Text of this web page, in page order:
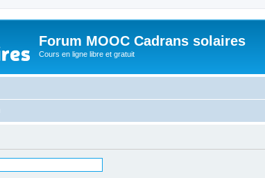
Forum MOOC Cadrans solaires
Cours en ligne libre et gratuit